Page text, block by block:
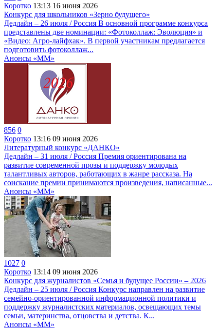
Коротко 13:13 16 июня 2026
Конкурс для школьников «Зерно будущего»
Дедлайн – 26 июля / Россия В основной программе конкурса
представлены две номинации: «Фотоколлаж: Эволюция» и
«Видео: Агро-лайфхак». В первой участникам предлагается
подготовить фотоколлаж...
Анонсы «ММ»
856 0
Коротко 13:16 09 июня 2026
Литературный конкурс «ДАНКО»
Дедлайн – 31 июля / Россия Премия ориентирована на
развитие современной прозы и поддержку молодых
талантливых авторов, работающих в жанре рассказа. На
соискание премии принимаются произведения, написанные...
Анонсы «ММ»
1027 0
Коротко 13:14 09 июня 2026
Конкурс для журналистов «Семья и будущее России» – 2026
Дедлайн – 25 июля / Россия Конкурс направлен на развитие
семейно-ориентированной информационной политики и
поддержку журналистских материалов, освещающих темы
семьи, материнства, отцовства и детства. К...
Анонсы «ММ»